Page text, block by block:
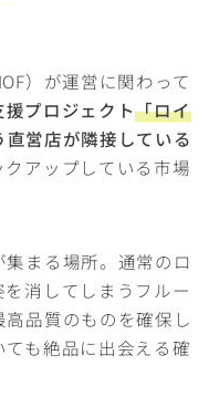
）が運営に関わって
プロジェクト「ロイ
直営店が隣接している
アップしている市場
まる場所。通常のロ
消してしまうフルー
品質のものを確保し
も絶品に出会える確